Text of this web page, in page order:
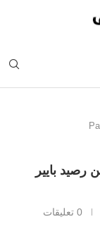
رصيد بايير
0 تعليقات